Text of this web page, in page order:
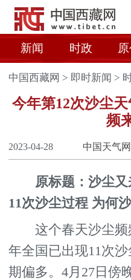
新闻 时政 原
中国西藏网 > 即时新闻 >
今年第12次沙尘
频
2023-04-28 中国天气网
原标题：沙尘
11次沙尘过程 为何
这个春天沙尘频
年全国已出现11次
期偏多。4月27日傍